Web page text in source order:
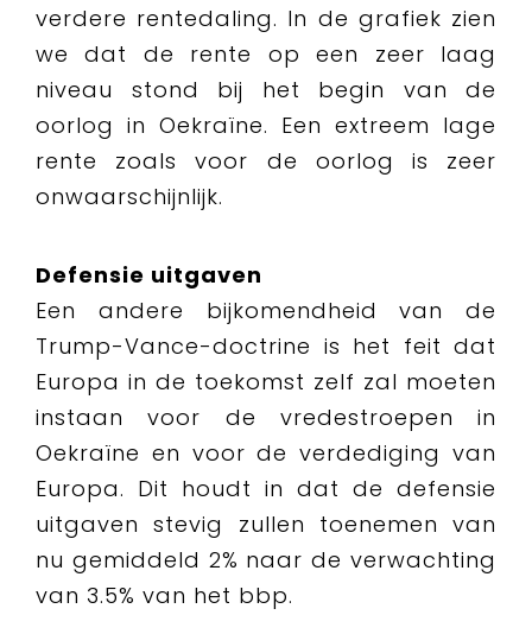
verdere rentedaling. In de grafiek zien
we dat de rente op een zeer laag
niveau stond bij het begin van de
oorlog in Oekraïne. Een extreem lage
rente zoals voor de oorlog is zeer
onwaarschijnlijk.
Defensie uitgaven
Een andere bijkomendheid van de
Trump-Vance-doctrine is het feit dat
Europa in de toekomst zelf zal moeten
instaan ​​voor de vredestroepen in
Oekraïne en voor de verdediging van
Europa. Dit houdt in dat de defensie
uitgaven stevig zullen toenemen van
nu gemiddeld 2% naar de verwachting
van 3.5% van het bbp.